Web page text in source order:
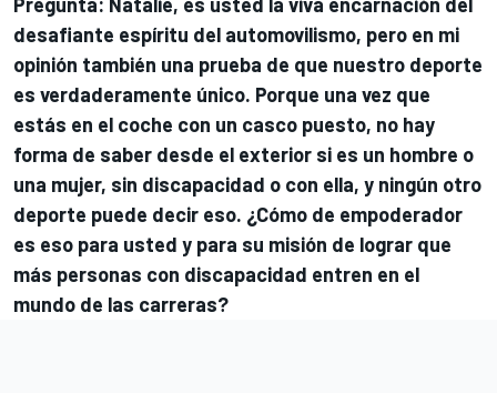
desafiante espíritu del automovilismo, pero en mi
opinión también una prueba de que nuestro deporte
es verdaderamente único. Porque una vez que
estás en el coche con un casco puesto, no hay
forma de saber desde el exterior si es un hombre o
una mujer, sin discapacidad o con ella, y ningún otro
deporte puede decir eso. ¿Cómo de empoderador
es eso para usted y para su misión de lograr que
más personas con discapacidad entren en el
mundo de las carreras?